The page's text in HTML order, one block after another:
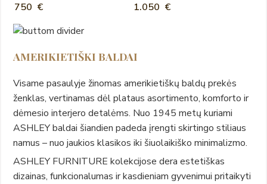
750 € 1.050 €
AMERIKIETIŠKI BALDAI
Visame pasaulyje žinomas amerikietiškų baldų prekės
ženklas, vertinamas dėl plataus asortimento, komforto ir
dėmesio interjero detalėms. Nuo 1945 metų kuriami
ASHLEY baldai šiandien padeda įrengti skirtingo stiliaus
namus – nuo jaukios klasikos iki šiuolaikiško minimalizmo.
ASHLEY FURNITURE kolekcijose dera estetiškas
dizainas, funkcionalumas ir kasdieniam gyvenimui pritaikyti